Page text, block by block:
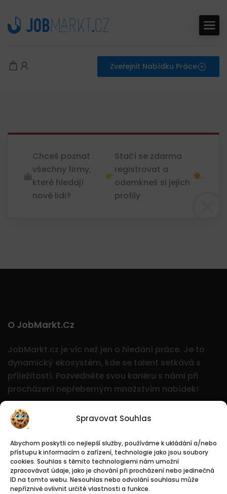
Spravovat Souhlas
Abychom poskytli co nejlepší služby, používáme k ukládání a/nebo
přístupu k informacím o zařízení, technologie jako jsou soubory
cookies. Souhlas s těmito technologiemi nám umožní
zpracovávat údaje, jako je chování při procházení nebo jedinečná
ID na tomto webu. Nesouhlas nebo odvolání souhlasu může
nepříznivě ovlivnit určité vlastnosti a funkce.
Zveřejnit Nabídku Práce
Chceš poznat
všechny firmy,
které hledají
nové lidi?
Stačí se zdarma
registrovat a
odemkneš si jejich
profily
.
O JobMarkt.cz
JobMarkt.cz je víc než jen o hledání práce. Je to
dynamický ekosystém, kde se talent setkává s
příležitostí. Pozvedněte svou kariéru s námi při
procházení nepřeberným množstvím nabídek!
Logo Jobmarkt.cz ® je registrovaná ochranná
známka.